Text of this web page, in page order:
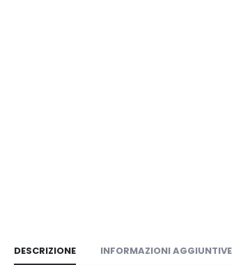
DESCRIZIONE INFORMAZIONI AGGIUNTIVE